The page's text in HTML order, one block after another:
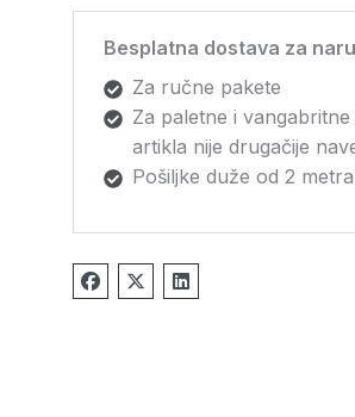
Besplatna dostava za
Za ručne pakete
Za paletne i
artikla nije drugačije
Pošiljke duže od 2